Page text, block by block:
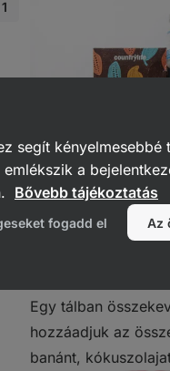
Egy tálban
hozzáadjuk az
banánt,
segít kényelmesebbé
a
Bővebb tájékoztatás
fogadd el Az